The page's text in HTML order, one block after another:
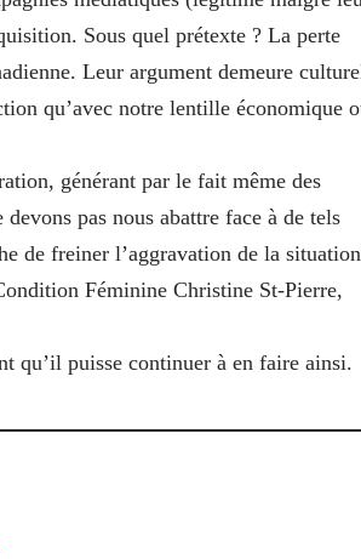
Sous quel prétexte ? La perte
Leur argument demeure
qu’avec notre lentille économique
générant par le fait même des
pas nous abattre face à de tels
de freiner l’aggravation de la
Féminine Christine St-Pierre,
qu’il puisse continuer à en faire ainsi.